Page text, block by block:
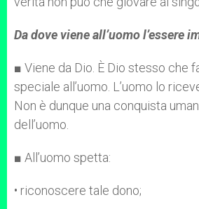
Da dove viene all’uomo l’essere
■ Viene da Dio. È Dio stesso che
speciale all’uomo. L’uomo lo
Non è dunque una conquista
dell’uomo.
■ All’uomo spetta:
• riconoscere tale dono;